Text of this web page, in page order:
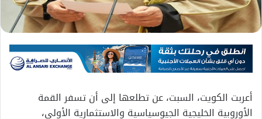
أعربت الكويت، السبت، عن تطلعها إلى أن تسفر القمة
الأوروبية الخليجية الجيوسياسية والاستثمارية الأولى،